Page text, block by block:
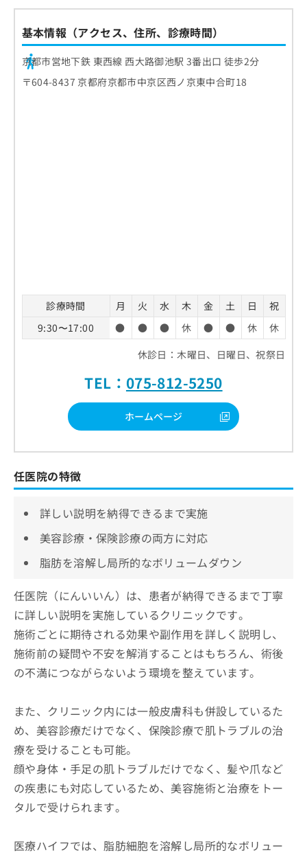
基本情報（アクセス、住所、診療時間）
京都市営地下鉄 東西線 西大路御池駅 3番出口 徒歩2分
〒604-8437 京都府京都市中京区西ノ京東中合町18
診療時間 月 火 水 木 金 土 日
祝
9:30〜17:00
● ● ● 休 ● ● 休
休
休診日：木曜日、日曜日、祝祭日
TEL： 075-812-5250
ホームページ
任医院の特徴
詳しい説明を納得できるまで実施
美容診療・保険診療の両方に対応
脂肪を溶解し局所的なボリュームダウン
任医院（にんいいん）は、患者が納得できるまで丁寧
に詳しい説明を実施しているクリニックです。
施術ごとに期待される効果や副作用を詳しく説明し、
施術前の疑問や不安を解消することはもちろん、術後
の不満につながらないよう環境を整えています。
また、クリニック内には一般皮膚科も併設しているた
め、美容診療だけでなく、保険診療で肌トラブルの治
療を受けることも可能。
顔や身体・手足の肌トラブルだけでなく、髪や爪など
の疾患にも対応しているため、美容施術と治療をトー
タルで受けられます。
医療ハイフでは、脂肪細胞を溶解し局所的なボリュー